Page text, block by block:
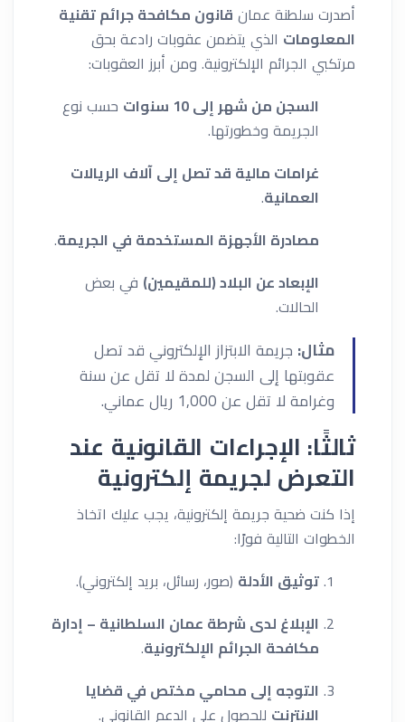
أصدرت سلطنة عمان قانون مكافحة جرائم تقنية
المعلومات الذي يتضمن عقوبات رادعة بحق
مرتكبي الجرائم الإلكترونية. ومن أبرز العقوبات:
السجن من شهر إلى 10 سنوات
حسب نوع
الجريمة وخطورتها.
غرامات مالية قد تصل إلى آلاف الريالات
العمانية.
مصادرة الأجهزة المستخدمة في الجريمة.
الإبعاد عن البلاد (للمقيمين) في بعض
الحالات.
مثال: جريمة الابتزاز الإلكتروني قد تصل
عقوبتها إلى السجن لمدة لا تقل عن سنة
وغرامة لا تقل عن 1,000 ريال عماني.
ثالثًا: الإجراءات القانونية عند
التعرض لجريمة إلكترونية
إذا كنت ضحية جريمة إلكترونية، يجب عليك اتخاذ
الخطوات التالية فورًا:
توثيق الأدلة (صور، رسائل، بريد إلكتروني).
الإبلاغ لدى شرطة عمان السلطانية – إدارة
مكافحة الجرائم الإلكترونية.
التوجه إلى محامي مختص في قضايا
الإنترنت للحصول على الدعم القانوني.